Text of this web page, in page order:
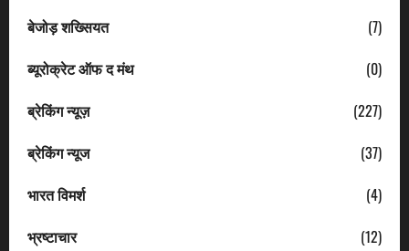
बेजोड़ शख्सियत
(7)
ब्यूरोक्रेट ऑफ द मंथ
(0)
ब्रेकिंग न्यूज़
(227)
ब्रेकिंग न्यूज
(37)
भारत विमर्श
(4)
भ्रष्टाचार
(12)